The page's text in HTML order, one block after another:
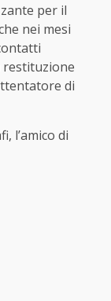
per il
nei mesi
restituzione
di
l’amico di